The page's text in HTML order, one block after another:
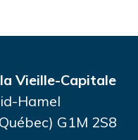
Vieille-Capitale
Hamel
G1M 2S8